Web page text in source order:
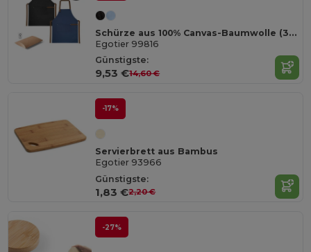
Schürze aus 100% Canvas-Baumwolle (300 g/m²) mit Metalldetails
Egotier 99816
Günstigste:
9,53 €14,60 €
-17%
Servierbrett aus Bambus
Egotier 93966
Günstigste:
1,83 €2,20 €
-27%